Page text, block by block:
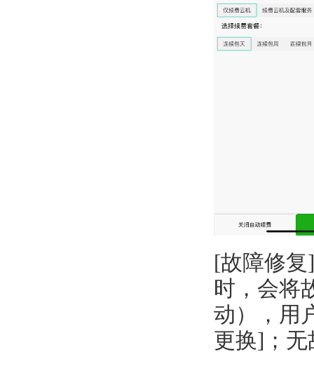
[故障修复
时，会将
动），用
更换]；